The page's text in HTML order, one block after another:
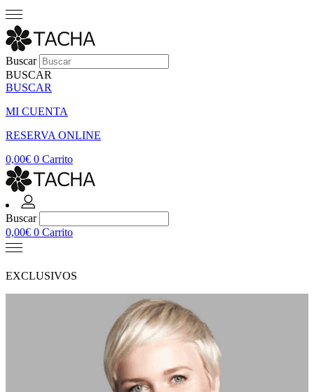
Buscar
BUSCAR
BUSCAR
MI CUENTA
RESERVA ONLINE
0,00€ 0 Carrito
Buscar
0,00€ 0 Carrito
EXCLUSIVOS